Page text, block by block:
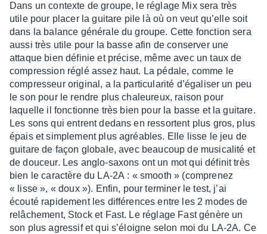
Dans un contexte de groupe, le réglage Mix sera très
utile pour placer la guitare pile là où on veut qu’elle soit
dans la balance géné­rale du groupe. Cette fonc­tion sera
aussi très utile pour la basse afin de conser­ver une
attaque bien défi­nie et précise, même avec un taux de
compres­sion réglé assez haut. La pédale, comme le
compres­seur origi­nal, a la parti­cu­la­rité d’éga­li­ser un peu
le son pour le rendre plus chaleu­reux, raison pour
laquelle il fonc­tionne très bien pour la basse et la guitare.
Les sons qui entrent dedans en ressortent plus gros, plus
épais et simple­ment plus agréables. Elle lisse le jeu de
guitare de façon globale, avec beau­coup de musi­ca­lité et
de douceur. Les anglo-saxons ont un mot qui défi­nit très
bien le carac­tère du LA-2A : « smooth » (compre­nez
« lisse », « doux »). Enfin, pour termi­ner le test, j’ai
écouté rapi­de­ment les diffé­rences entre les 2 modes de
relâ­che­ment, Stock et Fast. Le réglage Fast génère un
son plus agres­sif et qui s’éloigne selon moi du LA-2A. Ce